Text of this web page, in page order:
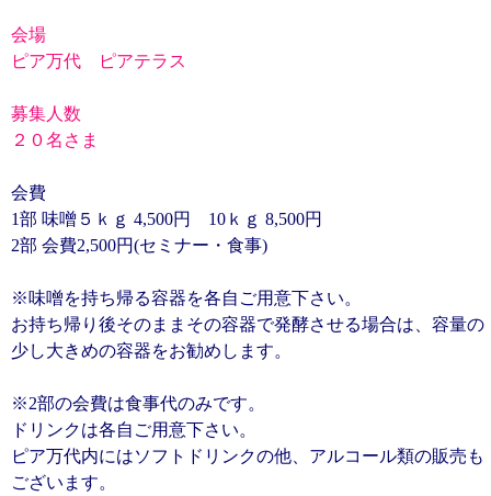
会場
ピア万代 ピアテラス
募集人数
２０名さま
会費
1部 味噌５ｋｇ 4,500円 10ｋｇ 8,500円
2部 会費2,500円(セミナー・食事)
※味噌を持ち帰る容器を各自ご用意下さい。
お持ち帰り後そのままその容器で発酵させる場合は、容量の
少し大きめの容器をお勧めします。
※2部の会費は食事代のみです。
ドリンクは各自ご用意下さい。
ピア万代内にはソフトドリンクの他、アルコール類の販売も
ございます。